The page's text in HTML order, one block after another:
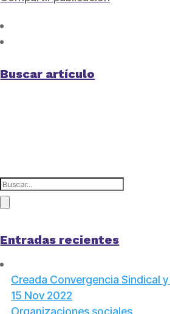
Buscar artículo
Entradas recientes
Creada Convergencia Sindical
15 Nov 2022
Organizaciones sociales